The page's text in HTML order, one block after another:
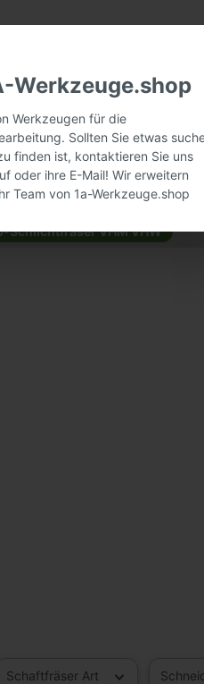
Schlichtfräser VHM VHW
Schaftfräser Art
Werkzeuge.shop
Werkzeugen für die
Sollten Sie etwas
finden ist, kontaktieren Sie uns
oder ihre E-Mail! Wir erweitern
Team von 1a-Werkzeuge.shop